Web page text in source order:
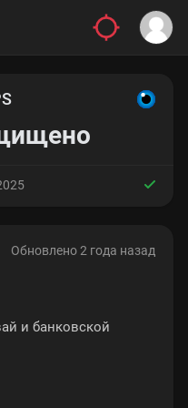
Обновлено 2 года назад
и банковской